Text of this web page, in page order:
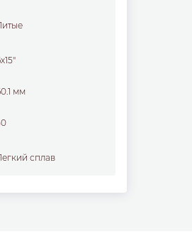
литые
6х15"
60.1 мм
50
легкий сплав